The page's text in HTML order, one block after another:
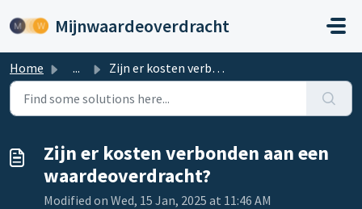
Mijnwaardeoverdracht
Home ... Zijn er kosten verbonden aan een waardeoverdracht?
Zijn er kosten verbonden aan een
waardeoverdracht?
Modified on Wed, 15 Jan, 2025 at 11:46 AM